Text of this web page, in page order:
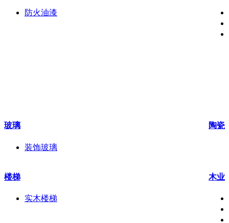
防火油漆
玻璃
装饰玻璃
陶瓷
楼梯
实木楼梯
木业